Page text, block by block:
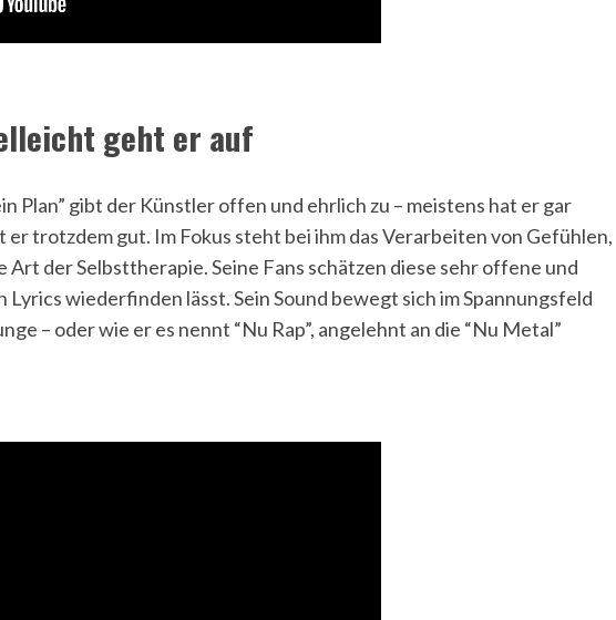
geht er auf
Plan” gibt der Künstler offen und ehrlich zu – meistens hat er gar
er trotzdem gut. Im Fokus steht bei ihm das Verarbeiten von Gefühlen,
Art der Selbsttherapie. Seine Fans schätzen diese sehr offene und
Lyrics wiederfinden lässt. Sein Sound bewegt sich im Spannungsfeld
– oder wie er es nennt “Nu Rap”, angelehnt an die “Nu Metal”